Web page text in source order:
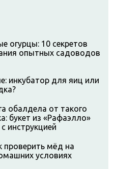
огурцы: 10 секретов
опытных садоводов
инкубатор для яиц или
обалдела от такого
букет из «Рафаэлло»
инструкцией
проверить мёд на
условиях